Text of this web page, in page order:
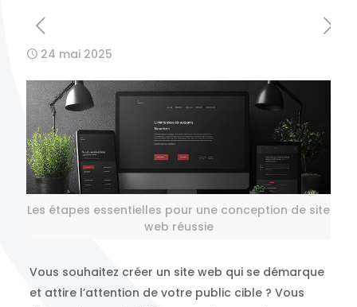
24 mai 2025
Les étapes essentielles pour une conception de site
web réussie
Vous souhaitez créer un site web qui se démarque
et attire l’attention de votre public cible ? Vous